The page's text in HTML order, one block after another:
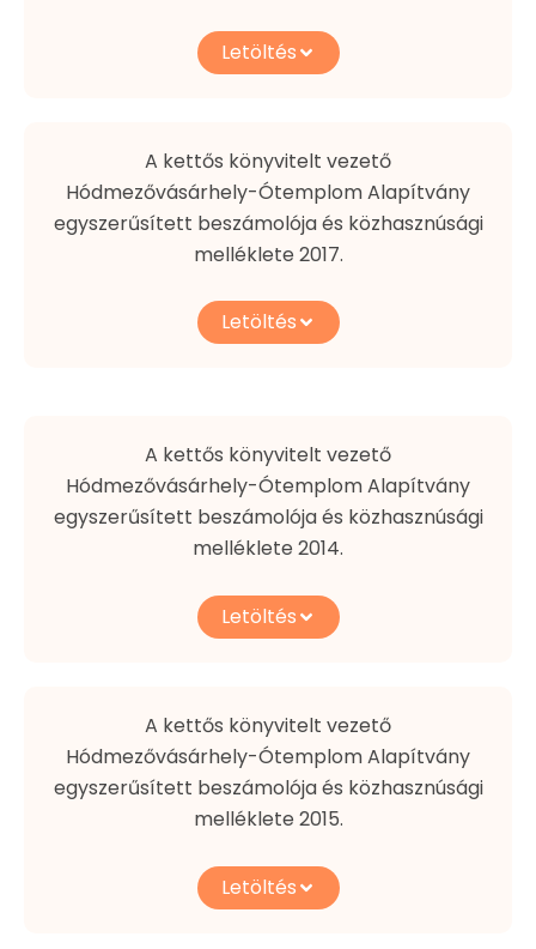
Letöltés
A kettős könyvitelt vezető
Hódmezővásárhely-Ótemplom Alapítvány
egyszerűsített beszámolója és közhasznúsági
melléklete 2017.
Letöltés
A kettős könyvitelt vezető
Hódmezővásárhely-Ótemplom Alapítvány
egyszerűsített beszámolója és közhasznúsági
melléklete 2014.
Letöltés
A kettős könyvitelt vezető
Hódmezővásárhely-Ótemplom Alapítvány
egyszerűsített beszámolója és közhasznúsági
melléklete 2015.
Letöltés